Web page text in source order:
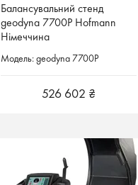
Балансувальний стенд
geodyna 7700P Hofmann
Німеччина
Модель: geodyna 7700P
526 602 ₴
Балансувальний стенд
geodyna 7700P Hofmann
Німеччина
Модель: geodyna 7700P
526 602 ₴